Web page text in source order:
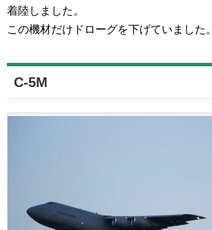
着陸しました。
この機材だけドローグを下げていました。
C-5M